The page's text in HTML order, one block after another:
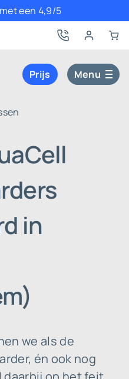
een 4,9/5
Prijs Menu
in
we als de
én ook nog